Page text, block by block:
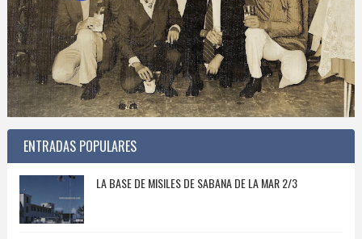
ENTRADAS POPULARES
LA BASE DE MISILES DE SABANA DE LA MAR 2/3